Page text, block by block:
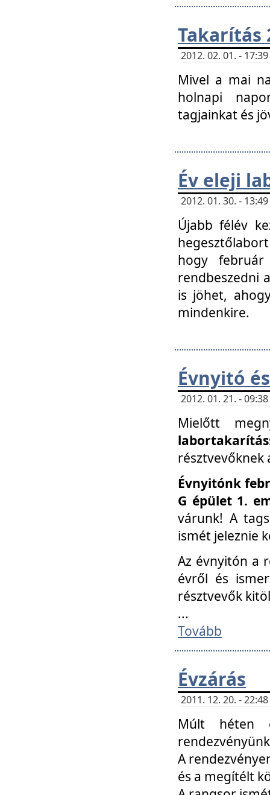
Takarítás
2012. 02. 01. -
Mivel a mai
holnapi
tagjainkat és
Év eleji
2012. 01. 30. -
Újabb félév
hogy
rendbeszedni
is jöhet,
mindenkire.
Évnyitó
2012. 01. 21. -
Mielőtt
labortakarítás
résztvevőknek
Évnyitónk
G épület 1.
várunk! A
ismét jeleznie
Az évnyitón a
évről és
résztvevők
...
Tovább
Évzárás
2011. 12. 20. -
Múlt héten
A
és a megítélt